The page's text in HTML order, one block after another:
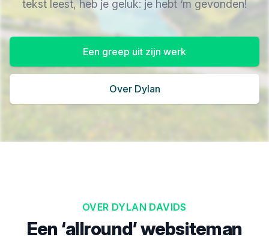
tekst leest, heb je geluk: je hebt ‘m gevonden!
Een greep uit zijn werk
Over Dylan
OVER DYLAN DAVIDS
Een ‘allround’ websiteman